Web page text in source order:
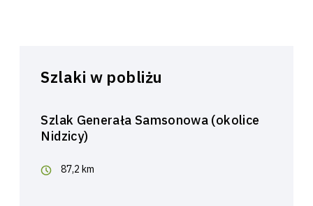
Szlaki w pobliżu
Szlak Generała Samsonowa (okolice
Nidzicy)
87,2 km